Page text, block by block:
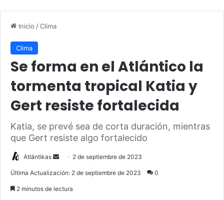
Inicio /Clima
Clima
Se forma en el Atlántico la
tormenta tropical Katia y
Gert resiste fortalecida
Katia, se prevé sea de corta duración, mientras
que Gert resiste algo fortalecido
Atlántikas
d
2 de septiembre de 2023
Última Actualización: 2 de septiembre de 2023 0
2 minutos de lectura